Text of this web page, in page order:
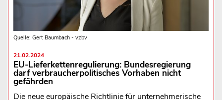
Quelle: Gert Baumbach - vzbv
21.02.2024
EU-Lieferkettenregulierung: Bundesregierung
darf verbraucherpolitisches Vorhaben nicht
gefährden
Die neue europäische Richtlinie für unternehmerische